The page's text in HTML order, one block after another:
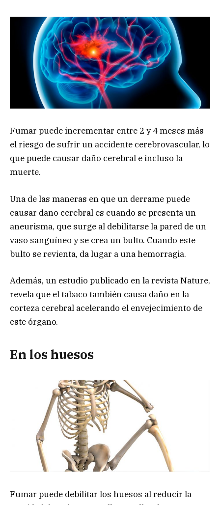
Fumar puede incrementar entre 2 y 4 meses más
el riesgo de sufrir un accidente cerebrovascular, lo
que puede causar daño cerebral e incluso la
muerte.
Una de las maneras en que un derrame puede
causar daño cerebral es cuando se presenta un
aneurisma, que surge al debilitarse la pared de un
vaso sanguíneo y se crea un bulto. Cuando este
bulto se revienta, da lugar a una hemorragia.
Además, un estudio publicado en la revista Nature,
revela que el tabaco también causa daño en la
corteza cerebral acelerando el envejecimiento de
este órgano.
En los huesos
Fumar puede debilitar los huesos al reducir la